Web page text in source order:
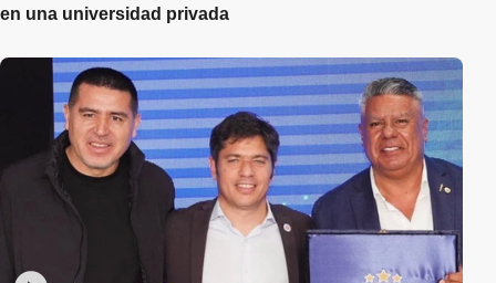
en una universidad privada